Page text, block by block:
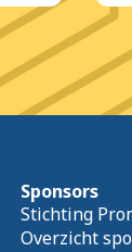
Sponsors
Stichting
Overzicht